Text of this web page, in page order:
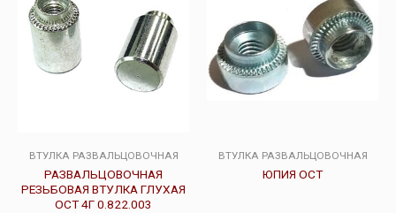
ВТУЛКА РАЗВАЛЬЦОВОЧНАЯ
РАЗВАЛЬЦОВОЧНАЯ
РЕЗЬБОВАЯ ВТУЛКА ГЛУХАЯ
ОСТ 4Г 0.822.003
ВТУЛКА РАЗВАЛЬЦОВОЧНАЯ
ЮПИЯ ОСТ